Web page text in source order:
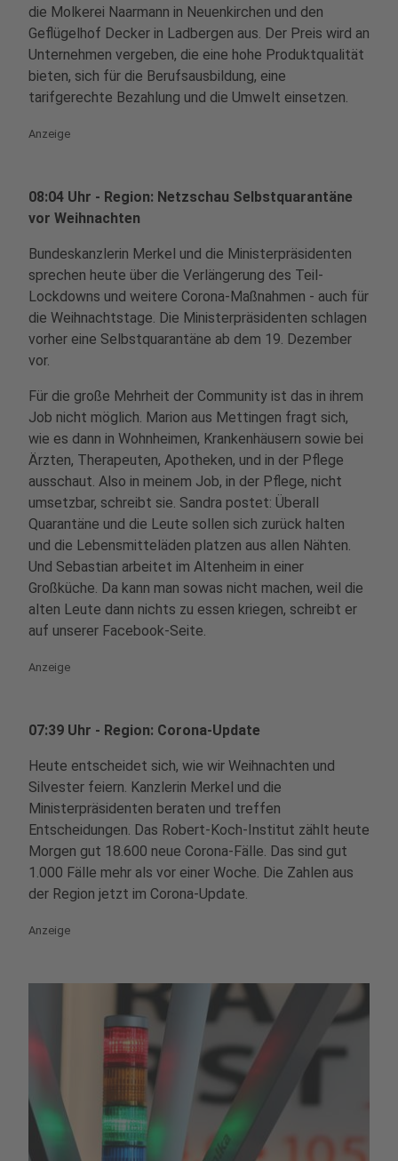
die Molkerei Naarmann in Neuenkirchen und den
Geflügelhof Decker in Ladbergen aus. Der Preis wird an
Unternehmen vergeben, die eine hohe Produktqualität
bieten, sich für die Berufsausbildung, eine
tarifgerechte Bezahlung und die Umwelt einsetzen.
Anzeige
08:04 Uhr - Region: Netzschau Selbstquarantäne
vor Weihnachten
Bundeskanzlerin Merkel und die Ministerpräsidenten
sprechen heute über die Verlängerung des Teil-
Lockdowns und weitere Corona-Maßnahmen - auch für
die Weihnachtstage. Die Ministerpräsidenten schlagen
vorher eine Selbstquarantäne ab dem 19. Dezember
vor.
Für die große Mehrheit der Community ist das in ihrem
Job nicht möglich. Marion aus Mettingen fragt sich,
wie es dann in Wohnheimen, Krankenhäusern sowie bei
Ärzten, Therapeuten, Apotheken, und in der Pflege
ausschaut. Also in meinem Job, in der Pflege, nicht
umsetzbar, schreibt sie. Sandra postet: Überall
Quarantäne und die Leute sollen sich zurück halten
und die Lebensmitteläden platzen aus allen Nähten.
Und Sebastian arbeitet im Altenheim in einer
Großküche. Da kann man sowas nicht machen, weil die
alten Leute dann nichts zu essen kriegen, schreibt er
auf unserer Facebook-Seite.
Anzeige
07:39 Uhr - Region: Corona-Update
Heute entscheidet sich, wie wir Weihnachten und
Silvester feiern. Kanzlerin Merkel und die
Ministerpräsidenten beraten und treffen
Entscheidungen. Das Robert-Koch-Institut zählt heute
Morgen gut 18.600 neue Corona-Fälle. Das sind gut
1.000 Fälle mehr als vor einer Woche. Die Zahlen aus
der Region jetzt im Corona-Update.
Anzeige